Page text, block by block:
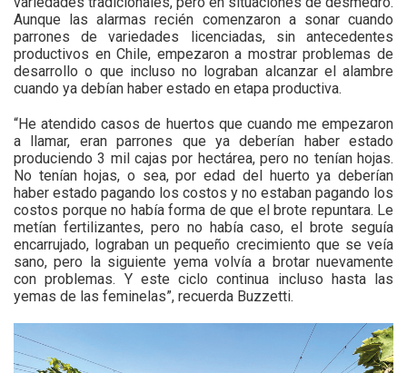
Aunque las alarmas recién comenzaron a sonar cuando
parrones de variedades licenciadas, sin antecedentes
productivos en Chile, empezaron a mostrar problemas de
desarrollo o que incluso no lograban alcanzar el alambre
cuando ya debían haber estado en etapa productiva.
“He atendido casos de huertos que cuando me empezaron
a llamar, eran parrones que ya deberían haber estado
produciendo 3 mil cajas por hectárea, pero no tenían hojas.
No tenían hojas, o sea, por edad del huerto ya deberían
haber estado pagando los costos y no estaban pagando los
costos porque no había forma de que el brote repuntara. Le
metían fertilizantes, pero no había caso, el brote seguía
encarrujado, lograban un pequeño crecimiento que se veía
sano, pero la siguiente yema volvía a brotar nuevamente
con problemas. Y este ciclo continua incluso hasta las
yemas de las feminelas”, recuerda Buzzetti.